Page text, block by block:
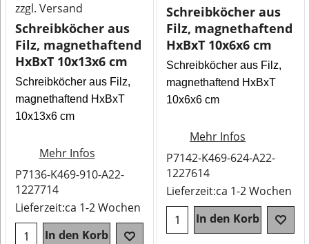
zzgl. Versand
Schreibköcher aus
Filz, magnethaftend
HxBxT 10x13x6 cm
Schreibköcher aus Filz,
magnethaftend HxBxT
10x13x6 cm
Mehr Infos
P7136-K469-910-A22-
1227714
Lieferzeit:ca 1-2 Wochen
In den Korb
Schreibköcher aus
Filz, magnethaftend
HxBxT 10x6x6 cm
Schreibköcher aus Filz,
magnethaftend HxBxT
10x6x6 cm
Mehr Infos
P7142-K469-624-A22-
1227614
Lieferzeit:ca 1-2 Wochen
In den Korb